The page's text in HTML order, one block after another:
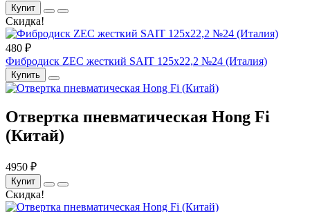
Купит
Скидка!
480 ₽
Фибродиск ZEC жесткий SAIT 125х22,2 №24 (Италия)
Купить
Отвертка пневматическая Hong Fi
(Китай)
4950 ₽
Купит
Скидка!